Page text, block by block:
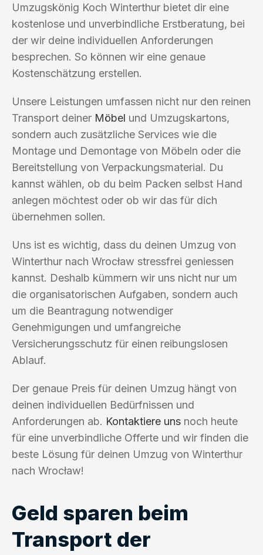
Umzugskönig Koch Winterthur bietet dir eine
kostenlose und unverbindliche Erstberatung, bei
der wir deine individuellen Anforderungen
besprechen. So können wir eine genaue
Kostenschätzung erstellen.
Unsere Leistungen umfassen nicht nur den reinen
Transport deiner Möbel und Umzugskartons,
sondern auch zusätzliche Services wie die
Montage und Demontage von Möbeln oder die
Bereitstellung von Verpackungsmaterial. Du
kannst wählen, ob du beim Packen selbst Hand
anlegen möchtest oder ob wir das für dich
übernehmen sollen.
Uns ist es wichtig, dass du deinen Umzug von
Winterthur nach Wrocław stressfrei geniessen
kannst. Deshalb kümmern wir uns nicht nur um
die organisatorischen Aufgaben, sondern auch
um die Beantragung notwendiger
Genehmigungen und umfangreiche
Versicherungsschutz für einen reibungslosen
Ablauf.
Der genaue Preis für deinen Umzug hängt von
deinen individuellen Bedürfnissen und
Anforderungen ab. Kontaktiere uns noch heute
für eine unverbindliche Offerte und wir finden die
beste Lösung für deinen Umzug von Winterthur
nach Wrocław!
Geld sparen beim
Transport der